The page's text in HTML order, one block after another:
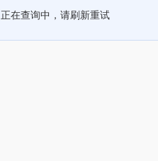
正在查询中，请刷新重试